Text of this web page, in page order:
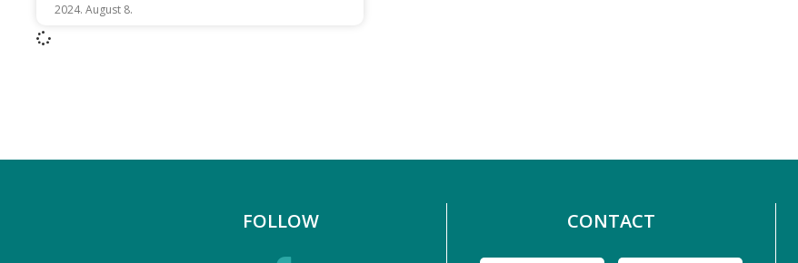
2024. August 8.
FOLLOW CONTACT